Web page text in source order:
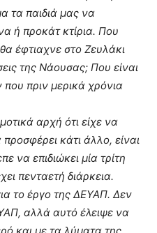
τα παιδιά μας να
ή προκάτ κτίρια. Που
έφτιαχνε στο Ζευλάκι
της Νάουσας; Που είναι
πριν μερικά χρόνια
αρχή ότι είχε να
κάτι άλλο, είναι
να επιδιώκει μία τρίτη
πενταετή διάρκεια.
το έργο της ΔΕΥΑΠ. Δεν
αλλά αυτό έλειψε να